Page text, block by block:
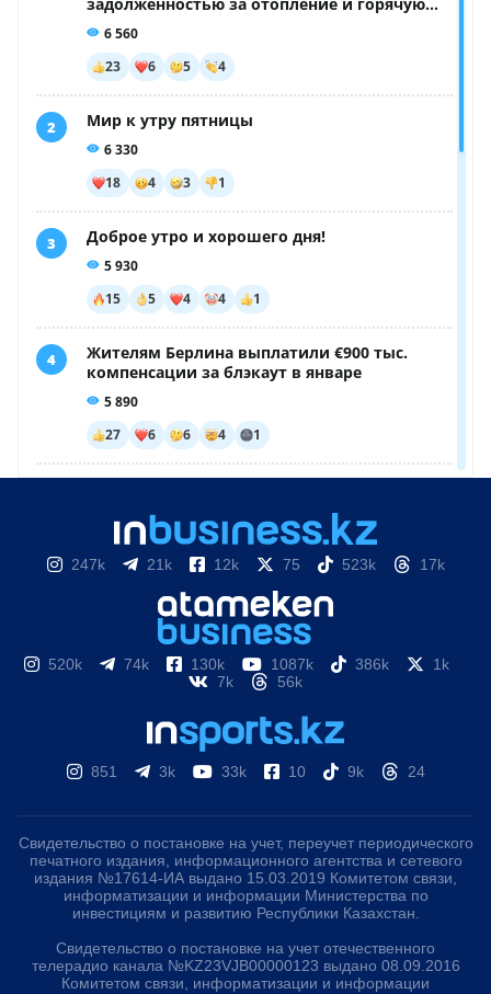
247k 21k 12k 75 523k 17k
520k 74k 130k 1087k 386k
1k
7k
56k
851 3k 33k 10 9k 24
Свидетельство о постановке на учет, переучет периодического
печатного издания, информационного агентства и сетевого
издания №17614-ИА выдано 15.03.2019 Комитетом связи,
информатизации и информации Министерства по
инвестициям и развитию Республики Казахстан.
Свидетельство о постановке на учет отечественного
телерадио канала №KZ23VJB00000123 выдано 08.09.2016
Комитетом связи, информатизации и информации